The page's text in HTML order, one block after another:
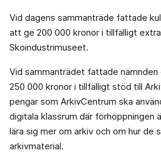
Vid dagens sammanträde fattade
att ge 200 000 kronor i tillfälligt
Skoindustrimuseet.
Vid sammanträdet fattade
250 000 kronor i tillfälligt stöd till
pengar som ArkivCentrum ska
digitala klassrum där förhoppningen
lära sig mer om arkiv och om hur de
arkivmaterial.